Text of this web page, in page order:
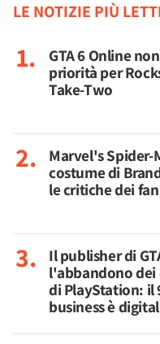
LE NOTIZIE PIÙ
GTA 6 Online
priorità per
Take-Two
Marvel's Spider-
costume di
le critiche dei fan
Il publisher di
l'abbandono dei
di PlayStation: il
business è